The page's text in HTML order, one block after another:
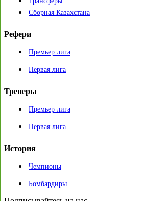
Сборная Казахстана
Рефери
Премьер лига
Первая лига
Тренеры
Премьер лига
Первая лига
История
Чемпионы
Бомбардиры